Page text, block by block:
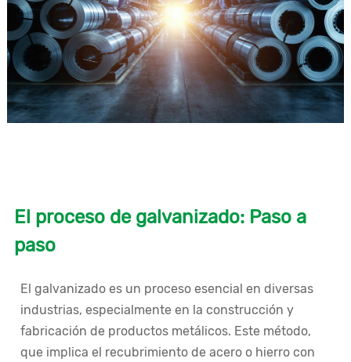
El proceso de galvanizado: Paso a
paso
El galvanizado es un proceso esencial en diversas
industrias, especialmente en la construcción y
fabricación de productos metálicos. Este método,
que implica el recubrimiento de acero o hierro con